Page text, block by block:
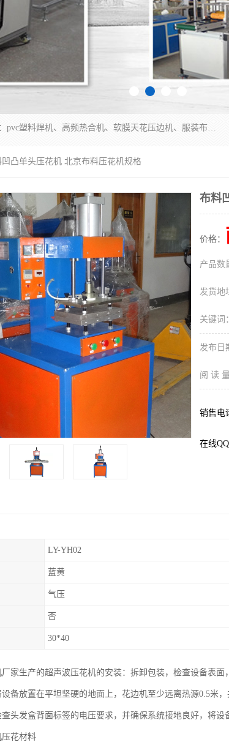
常州联宇机电自动化科技有限公司主营产品：pvc塑料焊机、高频热合机、软膜天花压边机、服装布料凹凸压花机、布料3d压印设备、服装植胶设备、超声波布料花边机、无纺布热合机、全自动压花机。
凹凸单头压花机 北京布料压花机规格
布料
价格：
产品数
发货地
关键词：
发布日
阅 读 量
销售电
在线QQ
LY-YH02
蓝黄
气压
否
30*40
厂家生产的超声波压花机的安装：拆卸包装，检查设备表
设备放置在平坦坚硬的地面上，花边机至少远离热源0.5米
头发盒背面标签的电压要求，并确保系统接地良好，将设
压花材料